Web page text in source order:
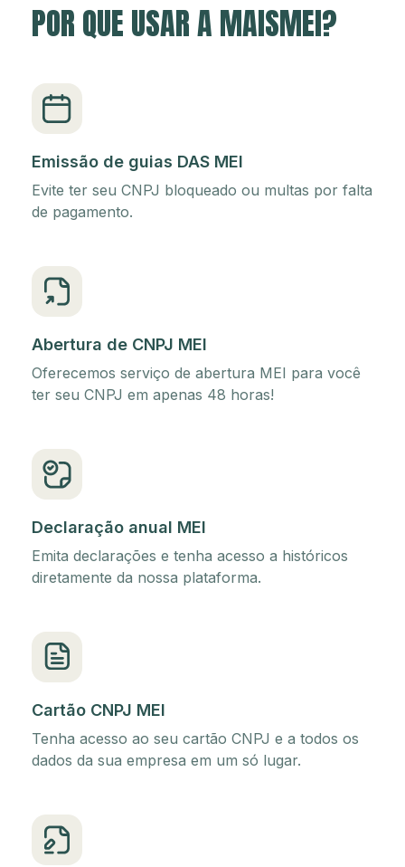
POR QUE USAR A MAISMEI?
Emissão de guias DAS MEI
Evite ter seu CNPJ bloqueado ou multas por falta
de pagamento.
Abertura de CNPJ MEI
Oferecemos serviço de abertura MEI para você
ter seu CNPJ em apenas 48 horas!
Declaração anual MEI
Emita declarações e tenha acesso a históricos
diretamente da nossa plataforma.
Cartão CNPJ MEI
Tenha acesso ao seu cartão CNPJ e a todos os
dados da sua empresa em um só lugar.